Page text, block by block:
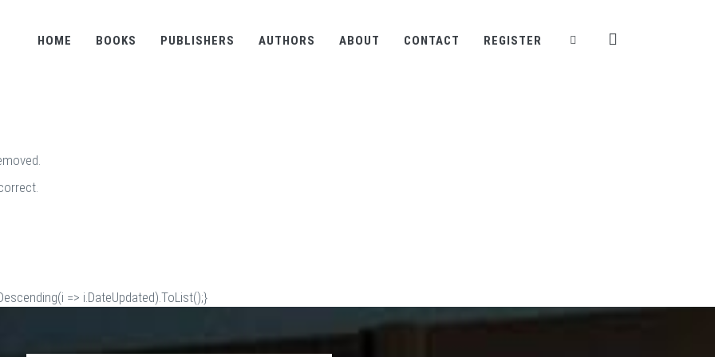
HOME BOOKS PUBLISHERS AUTHORS ABOUT CONTACT REGISTER
=> i.DateUpdated).ToList();}